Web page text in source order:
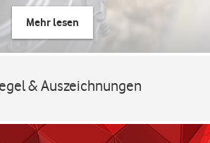
Mehr lesen
& Auszeichnungen